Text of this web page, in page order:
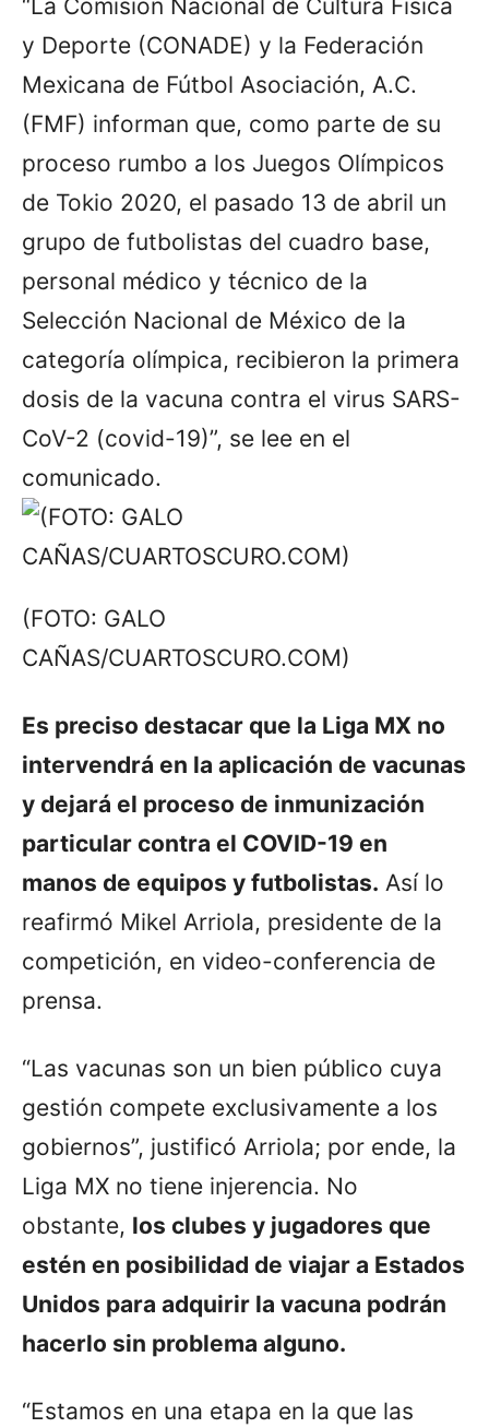
“La Comisión Nacional de Cultura Física
y Deporte (CONADE) y la Federación
Mexicana de Fútbol Asociación, A.C.
(FMF) informan que, como parte de su
proceso rumbo a los Juegos Olímpicos
de Tokio 2020, el pasado 13 de abril un
grupo de futbolistas del cuadro base,
personal médico y técnico de la
Selección Nacional de México de la
categoría olímpica, recibieron la primera
dosis de la vacuna contra el virus SARS-
CoV-2 (covid-19)”, se lee en el
comunicado.
(FOTO: GALO
CAÑAS/CUARTOSCURO.COM)
Es preciso destacar que la Liga MX no
intervendrá en la aplicación de vacunas
y dejará el proceso de inmunización
particular contra el COVID-19 en
manos de equipos y futbolistas. Así lo
reafirmó Mikel Arriola, presidente de la
competición, en video-conferencia de
prensa.
“Las vacunas son un bien público cuya
gestión compete exclusivamente a los
gobiernos”, justificó Arriola; por ende, la
Liga MX no tiene injerencia. No
obstante, los clubes y jugadores que
estén en posibilidad de viajar a Estados
Unidos para adquirir la vacuna podrán
hacerlo sin problema alguno.
“Estamos en una etapa en la que las